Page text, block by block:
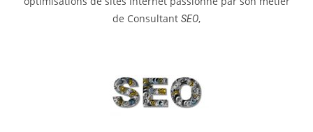
de Consultant SEO,